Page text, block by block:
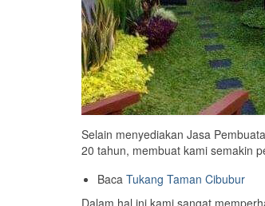
Selain menyediakan Jasa
20 tahun, membuat kami semakin
Baca Tukang Taman Cibubur
Dalam hal ini kami sangat